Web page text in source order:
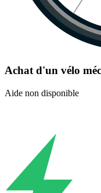
Achat d'un vélo
Aide non disponible